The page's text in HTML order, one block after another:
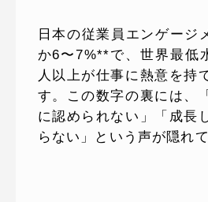
日本の従業員エンゲージ
か6〜7%**で、世界最低
人以上が仕事に熱意を持
す。この数字の裏には、
に認められない」「成長
らない」という声が隠れ